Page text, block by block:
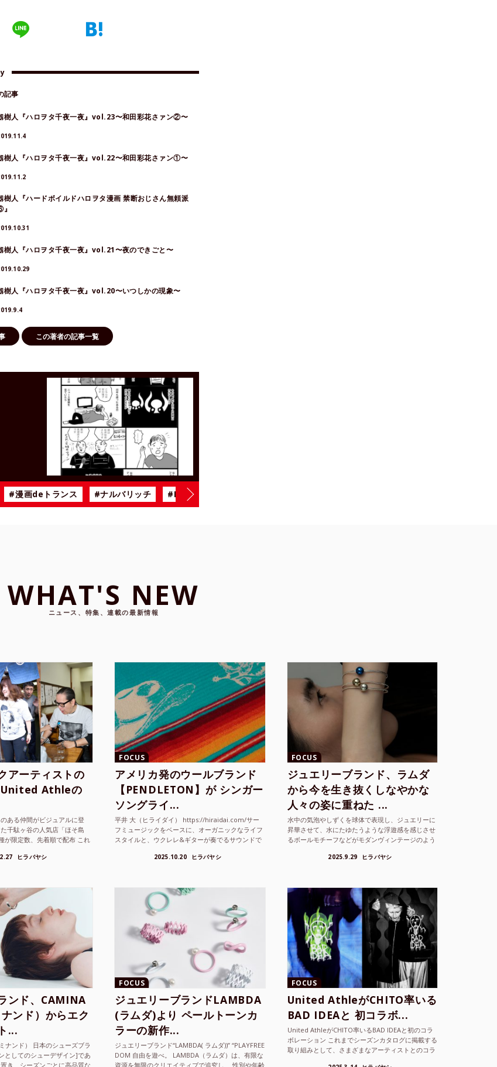
記事
樹人『ハロヲタ千夜一夜』vol.23〜和田彩花さァン②〜
樹人『ハロヲタ千夜一夜』vol.22〜和田彩花さァン①〜
樹人『ハードボイルドハロヲタ漫画 禁断おじさん無頼派
樹人『ハロヲタ千夜一夜』vol.21〜夜のできごと〜
樹人『ハロヲタ千夜一夜』vol.20〜いつしかの現象〜
この著者の記事一覧
#漫画deトランス #ナルバリッチ #BiSH
WHAT'S NEW
ニュース、特集、連載の最新情報
アーティストの
United Athleの
ある仲間がビジュアルに登
千駄ヶ谷の人気店「ほそ島
が限定数、先着順で配布 これ
ヒラバヤシ
FOCUS
アメリカ発のウールブランド
【PENDLETON】が シンガー
ソングライ...
平井 大（ヒライダイ） https://hiraidai.com/サー
フミュージックをベースに、オーガニックなライフ
スタイルと、ウクレレ&ギターが奏でるサウンドで
2025.10.20 ヒラバヤシ
FOCUS
ジュエリーブランド、ラムダ
から今を生き抜くしなやかな
人々の姿に重ねた ...
水中の気泡やしずくを球体で表現し、ジュエリーに
昇華させて、水にたゆたうような浮遊感を感じさせ
るボールモチーフなどがモダンヴィンテージのよう
2025.9.29 ヒラバヤシ
ンド、CAMINA
ンド）からエク
...
ナンド） 日本のシューズブラ
としてのシューデザイン]であ
き、シーズンごとに高品質な
FOCUS
ジュエリーブランドLAMBDA
(ラムダ)より ペールトーンカ
ラーの新作...
ジュエリーブランド“LAMBDA( ラムダ))” “PLAYFREE
DOM 自由を遊べ。 LAMBDA（ラムダ）は、有限な
資源を無限のクリエイティブで追究し、 性別や年齢
FOCUS
United AthleがCHITO率いる
BAD IDEAと 初コラボ...
United AthleがCHITO率いるBAD IDEAと初のコラ
ボレーション これまでシーズンカタログに掲載する
取り組みとして、さまざまなアーティストとのコラ